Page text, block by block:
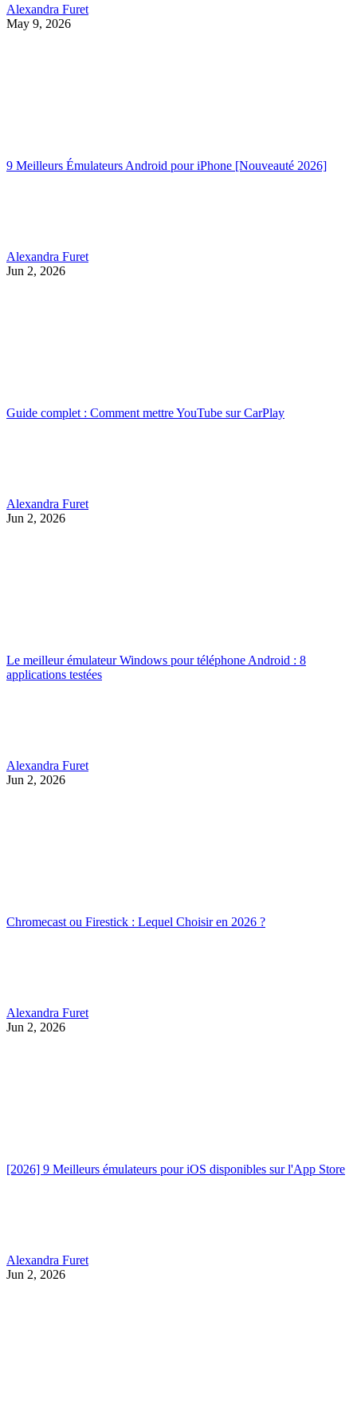
Alexandra Furet
May 9, 2026
9 Meilleurs Émulateurs Android pour iPhone [Nouveauté 2026]
Alexandra Furet
Jun 2, 2026
Guide complet : Comment mettre YouTube sur CarPlay
Alexandra Furet
Jun 2, 2026
Le meilleur émulateur Windows pour téléphone Android : 8
applications testées
Alexandra Furet
Jun 2, 2026
Chromecast ou Firestick : Lequel Choisir en 2026 ?
Alexandra Furet
Jun 2, 2026
[2026] 9 Meilleurs émulateurs pour iOS disponibles sur l'App Store
Alexandra Furet
Jun 2, 2026